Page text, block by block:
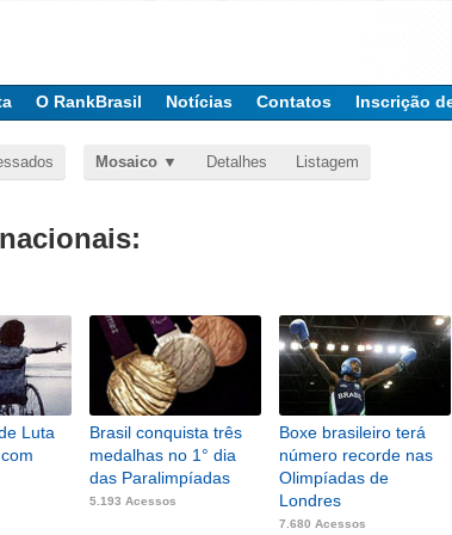
O RankBrasil Notícias Contatos Inscrição
Mosaico Detalhes Listagem
Luta
Brasil conquista três
medalhas no 1° dia
das Paralimpíadas
5.193 Acessos
Boxe brasileiro terá
número recorde nas
Olimpíadas de
Londres
7.680 Acessos